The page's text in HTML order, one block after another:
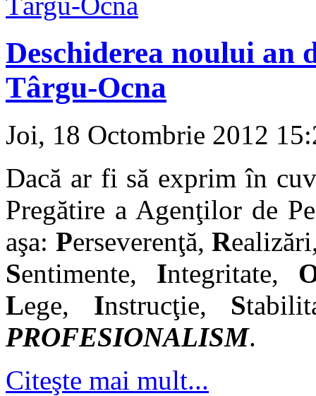
Deschiderea noului an
Târgu-Ocna
Joi, 18 Octombrie 2012
Dacă ar fi să exprim în
Pregătire a Agenţilor de
aşa: Perseverenţă,R
Sentimente, Integritate,
Lege, Instrucţie, S
PROFESIONALISM.
Citeşte mai mult...